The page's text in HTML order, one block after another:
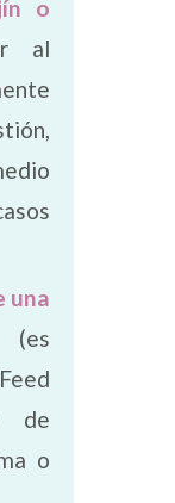
o
al
una
de
o